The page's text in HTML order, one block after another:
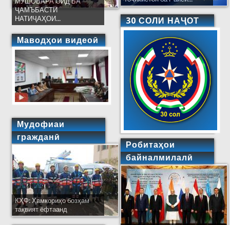
ҶАМЪБАСТИ
НАТИҶАҲОИ...
Маводҳои видеоӣ
Мудофиаи
гражданӣ
КҲФ: Ҳамкориҳо бозҳам
тақвият ёфтаанд
30 СОЛИ НАҶОТ
Робитаҳои
байналмилалӣ